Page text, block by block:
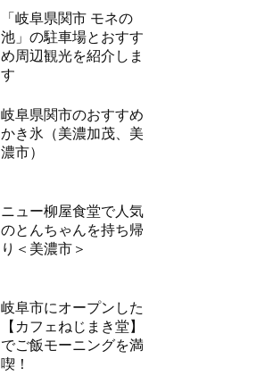
「岐阜県関市 モネの
池」の駐車場とおすす
め周辺観光を紹介しま
す
岐阜県関市のおすすめ
かき氷（美濃加茂、美
濃市）
ニュー柳屋食堂で人気
のとんちゃんを持ち帰
り＜美濃市＞
岐阜市にオープンした
【カフェねじまき堂】
でご飯モーニングを満
喫！